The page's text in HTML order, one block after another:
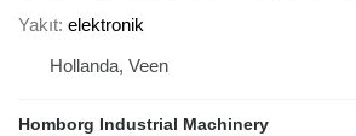
Yakıt elektronik
Hollanda, Veen
Homborg Industrial Machinery